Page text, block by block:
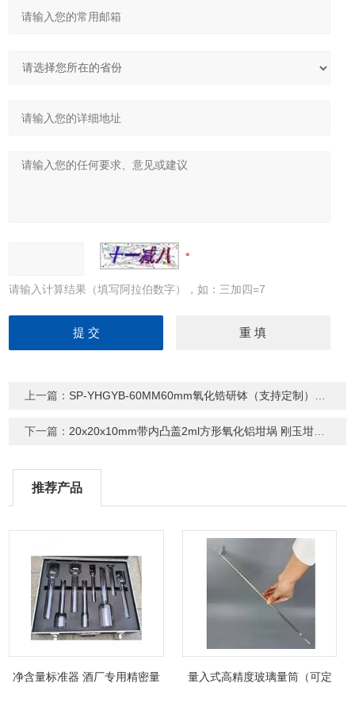
请输入计算结果（填写阿拉伯数字），如：三加四=7
上一篇： SP-YHGYB-60MM60mm氧化锆研钵（支持定制）高强度耐高温
下一篇： 20x20x10mm带内凸盖2ml方形氧化铝坩埚 刚玉坩埚 刚玉方舟 灰皿
推荐产品
净含量标准器 酒厂专用精密量
量入式高精度玻璃量筒（可定